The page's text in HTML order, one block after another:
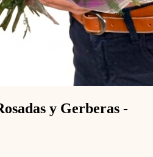
y Gerberas -